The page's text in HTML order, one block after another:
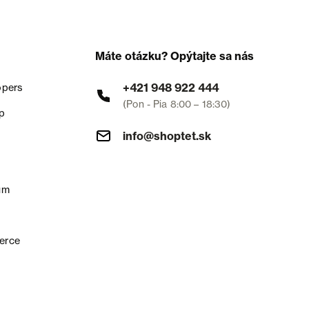
Máte otázku? Opýtajte sa nás
+421 948 922 444
(Pon - Pia 8:00 – 18:30)
info@shoptet.sk